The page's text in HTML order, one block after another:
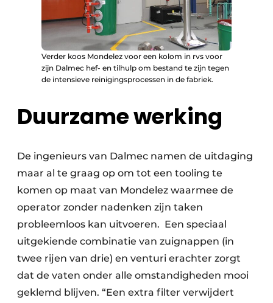
Verder koos Mondelez voor een kolom in rvs voor
zijn Dalmec hef- en tilhulp om bestand te zijn tegen
de intensieve reinigingsprocessen in de fabriek.
Duurzame werking
De ingenieurs van Dalmec namen de uitdaging
maar al te graag op om tot een tooling te
komen op maat van Mondelez waarmee de
operator zonder nadenken zijn taken
probleemloos kan uitvoeren. Een speciaal
uitgekiende combinatie van zuignappen (in
twee rijen van drie) en venturi erachter zorgt
dat de vaten onder alle omstandigheden mooi
geklemd blijven. “Een extra filter verwijdert